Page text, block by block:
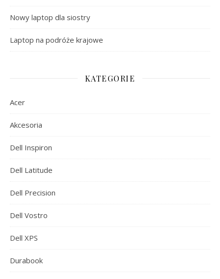
Nowy laptop dla siostry
Laptop na podróże krajowe
KATEGORIE
Acer
Akcesoria
Dell Inspiron
Dell Latitude
Dell Precision
Dell Vostro
Dell XPS
Durabook